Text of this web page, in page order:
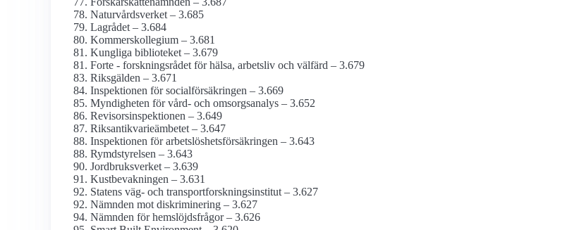
Naturvårds­verket – 3.685
Lagrådet – 3.684
Kommers­kollegium – 3.681
Kungliga biblioteket – 3.679
Forte - forskningsrådet för hälsa, arbetsliv och välfärd – 3.679
Riksgälden – 3.671
Inspektionen för social­försäkringen – 3.669
Myndigheten för vård- och omsorgs­analys – 3.652
Revisors­inspektionen – 3.649
Riksantikvarieämbetet – 3.647
Inspektionen för arbetslöshets­försäkringen – 3.643
Rymdstyrelsen – 3.643
Jordbruks­verket – 3.639
Kust­bevakningen – 3.631
Statens väg- och transport­forsknings­institut – 3.627
Nämnden mot diskriminering – 3.627
Nämnden för hemslöjds­frågor – 3.626